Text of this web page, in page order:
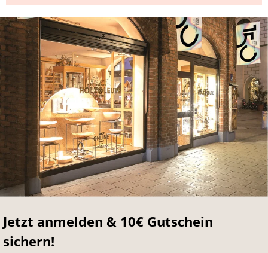
Jetzt anmelden & 10€ Gutschein
sichern!